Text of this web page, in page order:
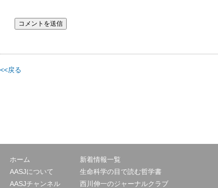
<<戻る
ホーム
AASJについて
AASJチャンネル
新着情報一覧
生命科学の目で読む哲学書
西川伸一のジャーナルクラブ